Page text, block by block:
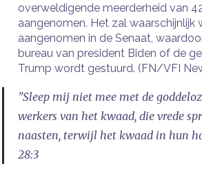
overweldigende meerderheid van
aangenomen. Het zal waarschijnlijk
aangenomen in de Senaat,
bureau van president Biden of de
Trump wordt gestuurd. (FN/VFI
"Sleep mij niet mee met de
werkers van het kwaad, die vrede
naasten, terwijl het kwaad in hun
28:3